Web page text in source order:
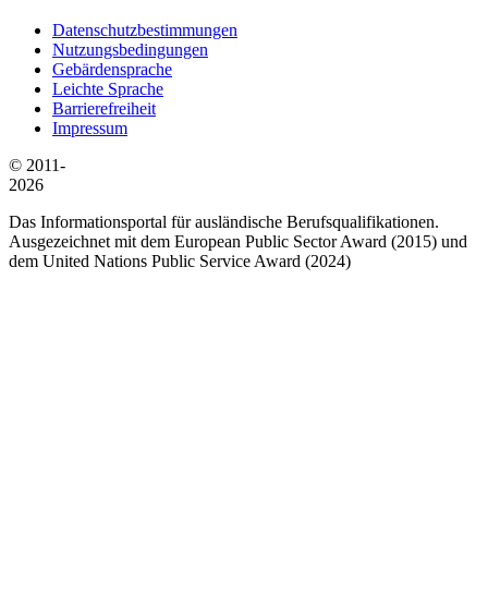
Datenschutzbestimmungen
Nutzungsbedingungen
Gebärdensprache
Leichte Sprache
Barrierefreiheit
Impressum
© 2011-
2026
Das Informationsportal für ausländische Berufsqualifikationen.
Ausgezeichnet mit dem European Public Sector Award (2015) und
dem United Nations Public Service Award (2024)